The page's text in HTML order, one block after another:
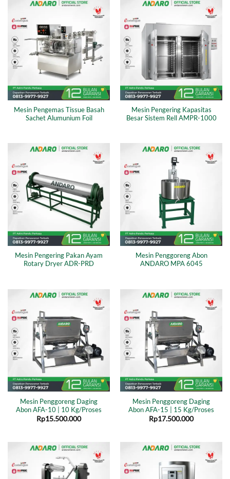
Mesin Pengemas Tissue Basah
Sachet Alumunium Foil
Mesin Pengering Kapasitas
Besar Sistem Rell AMPR-1000
Mesin Pengering Pakan Ayam
Rotary Dryer ADR-PRD
Mesin Penggoreng Abon
ANDARO MPA 6045
Mesin Penggoreng Daging
Abon AFA-10 | 10 Kg/Proses
Rp15.500.000
Mesin Penggoreng Daging
Abon AFA-15 | 15 Kg/Proses
Rp17.500.000